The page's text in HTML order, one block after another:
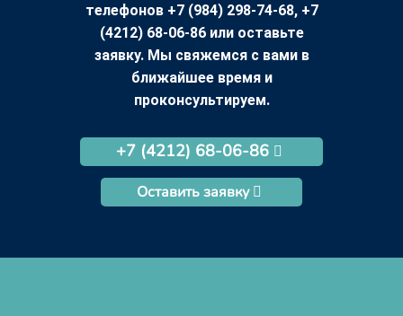
телефонов +7 (984) 298-74-68, +7
(4212) 68-06-86 или оставьте
заявку. Мы свяжемся с вами в
ближайшее время и
проконсультируем.
+7 (4212) 68-06-86
Оставить заявку